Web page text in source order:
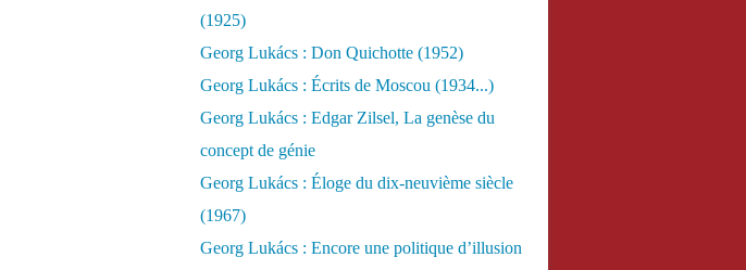
(1925)
Georg Lukács : Don Quichotte (1952)
Georg Lukács : Écrits de Moscou (1934...)
Georg Lukács : Edgar Zilsel, La genèse du
concept de génie
Georg Lukács : Éloge du dix-neuvième siècle
(1967)
Georg Lukács : Encore une politique d’illusion